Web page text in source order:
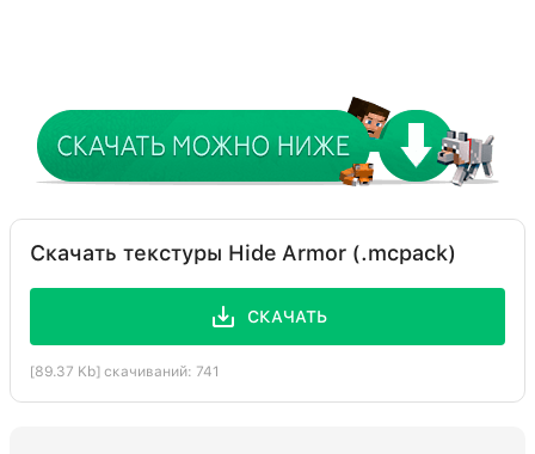
Скачать текстуры Hide Armor (.mcpack)
СКАЧАТЬ
[89.37 Kb] скачиваний: 741